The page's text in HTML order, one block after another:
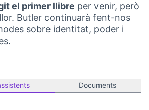
el primer llibre per venir, però
Butler continuarà fent-nos
sobre identitat, poder i
Documents